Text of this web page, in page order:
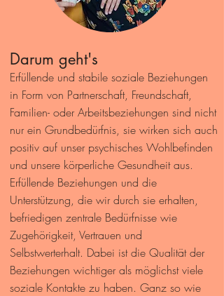
Darum geht's
Erfüllende und stabile soziale Beziehungen
in Form von Partnerschaft, Freundschaft,
Familien- oder Arbeitsbeziehungen sind nicht
nur ein Grundbedürfnis, sie wirken sich auch
positiv auf unser psychisches Wohlbefinden
und unsere körperliche Gesundheit aus.
Erfüllende Beziehungen und die
Unterstützung, die wir durch sie erhalten,
befriedigen zentrale Bedürfnisse wie
Zugehörigkeit, Vertrauen und
Selbstwerterhalt. Dabei ist die Qualität der
Beziehungen wichtiger als möglichst viele
soziale Kontakte zu haben. Ganz so wie